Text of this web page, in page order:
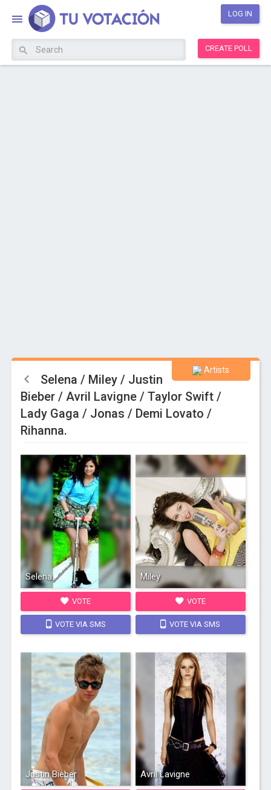
LOG IN
CREATE POLL
Artists
Selena / Miley / Justin
Bieber / Avril Lavigne / Taylor Swift /
Lady Gaga / Jonas / Demi Lovato /
Rihanna.
Selena
VOTE
VOTE VIA SMS
Miley
VOTE
VOTE VIA SMS
Justin Bieber Avril Lavigne